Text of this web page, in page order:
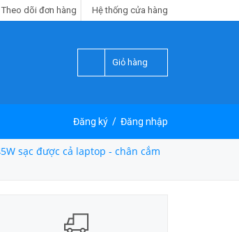
Hệ thống cửa hàng
Theo dõi đơn hàng
Giỏ hàng
Đăng ký / Đăng nhập
sạc được cả laptop - chân cắm